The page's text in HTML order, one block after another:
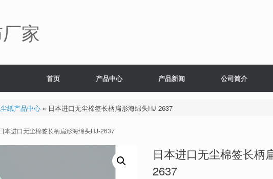
家
首页 产品中心 产品新闻 公司简介
纸产品中心» 日本进口无尘棉签长柄扁形海绵头HJ-2637
本进口无尘棉签长柄扁形海绵头HJ-2637
日本进口无尘棉签长柄
2637